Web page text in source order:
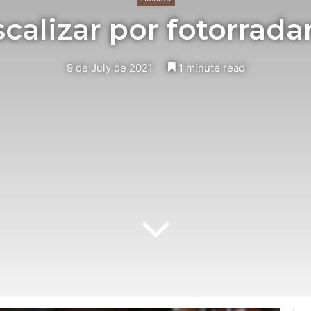
por
9 de July de 2021 1 minute read